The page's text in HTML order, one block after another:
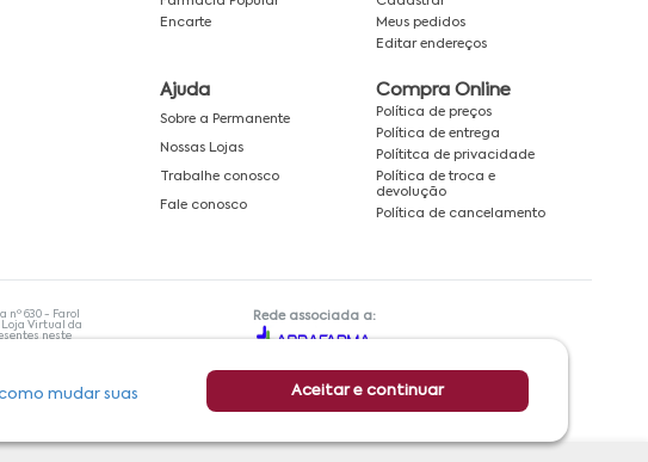
mudar suas
Aceitar e continuar
Encarte
Meus pedidos
Editar endereços
Ajuda
Sobre a Permanente
Nossas Lojas
Trabalhe conosco
Fale conosco
Compra Online
Política de preços
Política de entrega
Polítitca de privacidade
Política de troca e
devolução
Política de cancelamento
nº 630 - Farol
Loja Virtual da
neste
para
com as
da
Rede associada a: